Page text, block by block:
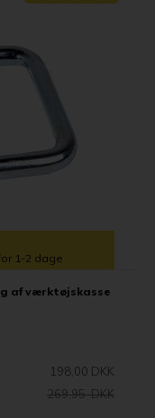
1-2 dage
af værktøjskasse
198,00 DKK
269,95 DKK